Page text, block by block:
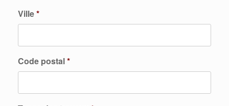
Ville*
Code postal*